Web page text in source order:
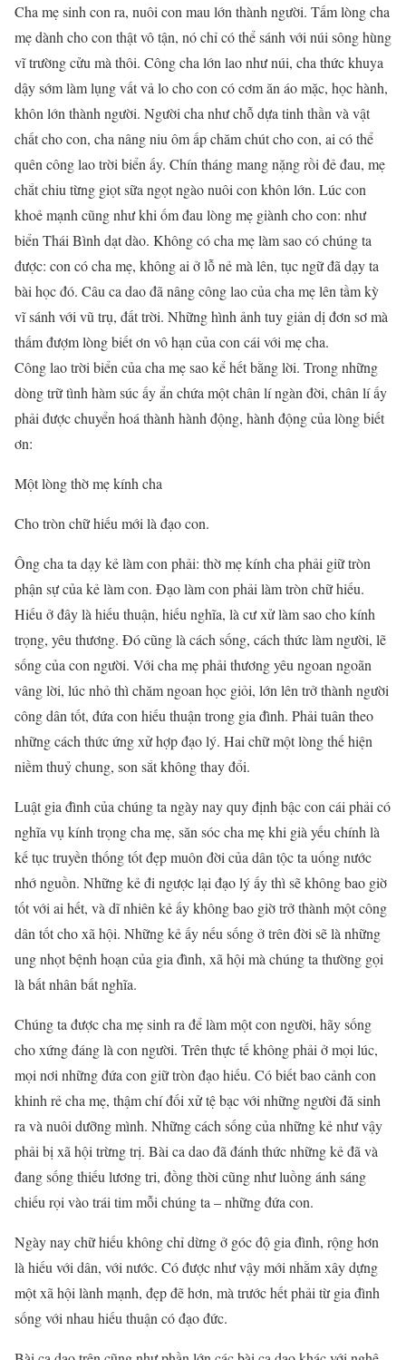
Cha mẹ sinh con ra, nuôi con mau lớn thành người. Tấm lòng cha
mẹ dành cho con thật vô tận, nó chỉ có thể sánh với núi sông hùng
vĩ trường cửu mà thôi. Công cha lớn lao như núi, cha thức khuya
dậy sớm làm lụng vất vả lo cho con có cơm ăn áo mặc, học hành,
khôn lớn thành người. Người cha như chỗ dựa tinh thần và vật
chất cho con, cha nâng niu ôm ấp chăm chút cho con, ai có thể
quên công lao trời biển ấy. Chín tháng mang nặng rồi đẻ đau, mẹ
chắt chiu từng giọt sữa ngọt ngào nuôi con khôn lớn. Lúc con
khoẻ mạnh cũng như khi ốm đau lòng mẹ giành cho con: như
biển Thái Bình dạt dào. Không có cha mẹ làm sao có chúng ta
được: con có cha mẹ, không ai ở lỗ nẻ mà lên, tục ngữ đã dạy ta
bài học đó. Câu ca dao đã nâng công lao của cha mẹ lên tầm kỳ
vĩ sánh với vũ trụ, đất trời. Những hình ảnh tuy giản dị đơn sơ mà
thấm đượm lòng biết ơn vô hạn của con cái với mẹ cha.
Công lao trời biển của cha mẹ sao kể hết bằng lời. Trong những
dòng trữ tình hàm súc ấy ẩn chứa một chân lí ngàn đời, chân lí ấy
phải được chuyển hoá thành hành động, hành động của lòng biết
ơn:
Một lòng thờ mẹ kính cha
Cho tròn chữ hiếu mới là đạo con.
Ông cha ta dạy kẻ làm con phải: thờ mẹ kính cha phải giữ tròn
phận sự của kẻ làm con. Đạo làm con phải làm tròn chữ hiếu.
Hiếu ở đây là hiếu thuận, hiếu nghĩa, là cư xử làm sao cho kính
trọng, yêu thương. Đó cũng là cách sống, cách thức làm người, lẽ
sống của con người. Với cha mẹ phải thương yêu ngoan ngoãn
vâng lời, lúc nhỏ thì chăm ngoan học giỏi, lớn lên trở thành người
công dân tốt, đứa con hiếu thuận trong gia đình. Phải tuân theo
những cách thức ứng xử hợp đạo lý. Hai chữ một lòng thế hiện
niềm thuỷ chung, son sắt không thay đổi.
Luật gia đình của chúng ta ngày nay quy định bậc con cái phải có
nghĩa vụ kính trọng cha mẹ, săn sóc cha mẹ khi già yếu chính là
kế tục truyền thống tốt đẹp muôn đời của dân tộc ta uống nước
nhớ nguồn. Những kẻ đi ngược lại đạo lý ấy thì sẽ không bao giờ
tốt với ai hết, và dĩ nhiên kẻ ấy không bao giờ trở thành một công
dân tốt cho xã hội. Những kẻ ấy nếu sống ở trên đời sẽ là những
ung nhọt bệnh hoạn của gia đình, xã hội mà chúng ta thường gọi
là bất nhân bất nghĩa.
Chúng ta được cha mẹ sinh ra để làm một con người, hãy sống
cho xứng đáng là con người. Trên thực tế không phải ở mọi lúc,
mọi nơi những đứa con giữ tròn đạo hiếu. Có biết bao cảnh con
khinh rẻ cha mẹ, thậm chí đối xử tệ bạc với những người đă sinh
ra và nuôi dưỡng mình. Những cách sống của những kẻ như vậy
phải bị xã hội trừng trị. Bài ca dao đã đánh thức những kẻ đã và
đang sống thiếu lương tri, đồng thời cũng như luồng ánh sáng
chiếu rọi vào trái tim mỗi chúng ta – những đứa con.
Ngày nay chữ hiếu không chỉ dừng ở góc độ gia đình, rộng hơn
là hiếu với dân, với nước. Có được như vậy mới nhằm xây dựng
một xã hội lành mạnh, đẹp đẽ hơn, mà trước hết phải từ gia đình
sống với nhau hiếu thuận có đạo đức.